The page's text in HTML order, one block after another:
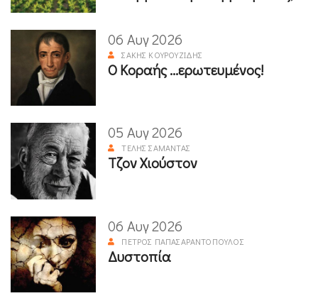
06 Αυγ 2026
ΣΆΚΗΣ ΚΟΥΡΟΥΖΊΔΗΣ
Ο Κοραής ...ερωτευμένος!
05 Αυγ 2026
ΤΈΛΗΣ ΣΑΜΑΝΤΆΣ
Τζον Χιούστον
06 Αυγ 2026
ΠΈΤΡΟΣ ΠΑΠΑΣΑΡΑΝΤΌΠΟΥΛΟΣ
Δυστοπία